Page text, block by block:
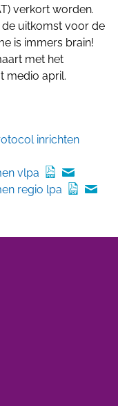
verkort worden.
uitkomst voor de
is immers brain!
met het
medio april.
inrichten
vlpa
regio lpa